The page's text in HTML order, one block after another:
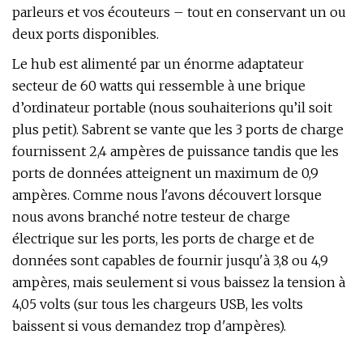
parleurs et vos écouteurs – tout en conservant un ou
deux ports disponibles.
Le hub est alimenté par un énorme adaptateur
secteur de 60 watts qui ressemble à une brique
d’ordinateur portable (nous souhaiterions qu’il soit
plus petit). Sabrent se vante que les 3 ports de charge
fournissent 2,4 ampères de puissance tandis que les
ports de données atteignent un maximum de 0,9
ampères. Comme nous l'avons découvert lorsque
nous avons branché notre testeur de charge
électrique sur les ports, les ports de charge et de
données sont capables de fournir jusqu'à 3,8 ou 4,9
ampères, mais seulement si vous baissez la tension à
4,05 volts (sur tous les chargeurs USB, les volts
baissent si vous demandez trop d'ampères).